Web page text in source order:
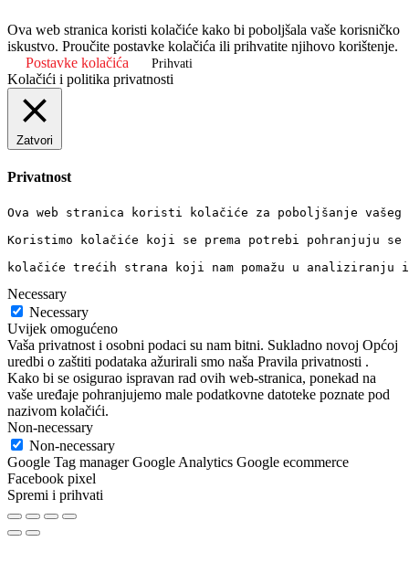
Ova web stranica koristi kolačiće kako bi poboljšala vaše korisničko
iskustvo. Proučite postavke kolačića ili prihvatite njihovo korištenje.
Postavke kolačića
Prihvati
Kolačići i politika privatnosti
Zatvori
Privatnost
Ova web stranica koristi kolačiće za poboljšanje
Koristimo kolačiće koji se prema potrebi pohranjuju
kolačiće trećih strana koji nam pomažu u
Necessary
Necessary
Uvijek omogućeno
Vaša privatnost i osobni podaci su nam bitni. Sukladno novoj Općoj
uredbi o zaštiti podataka ažurirali smo naša Pravila privatnosti .
Kako bi se osigurao ispravan rad ovih web-stranica, ponekad na
vaše uređaje pohranjujemo male podatkovne datoteke poznate pod
nazivom kolačići.
Non-necessary
Non-necessary
Google Tag manager Google Analytics Google ecommerce
Facebook pixel
Spremi i prihvati